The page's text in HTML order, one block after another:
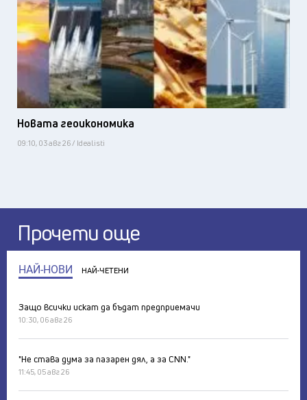
Новата геоикономика
09:10, 03 авг 26 / Idealisti
Прочети още
НАЙ-НОВИ НАЙ-ЧЕТЕНИ
Защо всички искат да бъдат предприемачи
10:30, 06 авг 26
"Не става дума за пазарен дял, а за CNN."
11:45, 05 авг 26